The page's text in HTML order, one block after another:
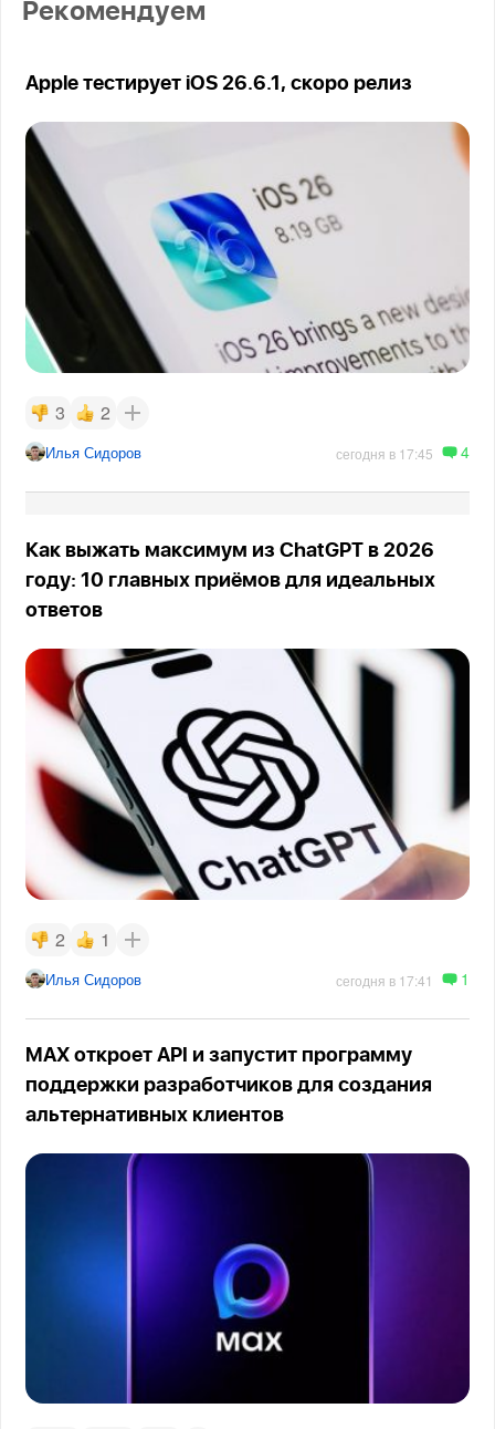
Рекомендуем
Apple тестирует iOS 26.6.1, скоро релиз
3 2
Илья Сидоров сегодня в 17:45 4
Как выжать максимум из ChatGPT в 2026
году: 10 главных приёмов для идеальных
ответов
2 1
Илья Сидоров сегодня в 17:41 1
MAX откроет API и запустит программу
поддержки разработчиков для создания
альтернативных клиентов